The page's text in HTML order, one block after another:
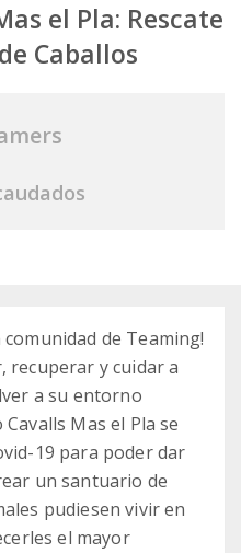
el Pla: Rescate
Caballos
de Teaming!
recuperar y cuidar a
a su entorno
Mas el Pla se
19 para poder dar
un santuario de
pudiesen vivir en
el mayor